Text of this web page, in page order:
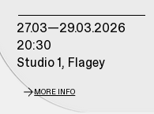
27.03—29.03.2026
20:30
Studio 1, Flagey
MORE INFO